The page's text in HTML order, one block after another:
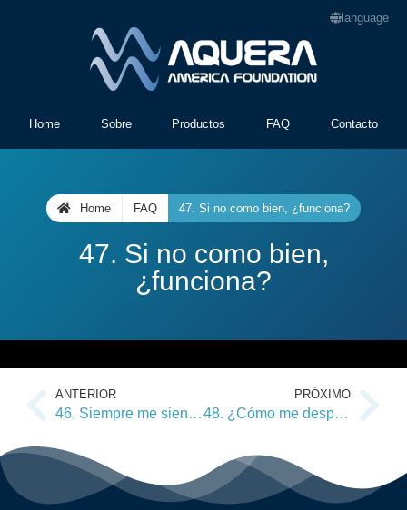
Home Sobre Productos FAQ Contacto
language
Home FAQ 47. Si no como bien, ¿funciona?
47. Si no como bien,
¿funciona?
ANTERIOR
46. Siempre me siento cansado y muchas veces me faltan fuerzas, ¿esto lo soluciona?
PRÓXIMO
48. ¿Cómo me despierto descansado, sin dolor y vital?